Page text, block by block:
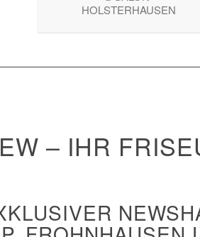
HOLSTERHAUSEN
– IHR